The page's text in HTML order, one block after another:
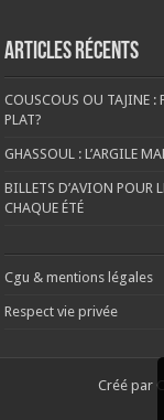
Articles récents
COUSCOUS OU TAJINE :
PLAT?
GHASSOUL : L’ARGILE
BILLETS D’AVION POUR
CHAQUE ÉTÉ
Cgu & mentions légales
Respect vie privée
Créé par